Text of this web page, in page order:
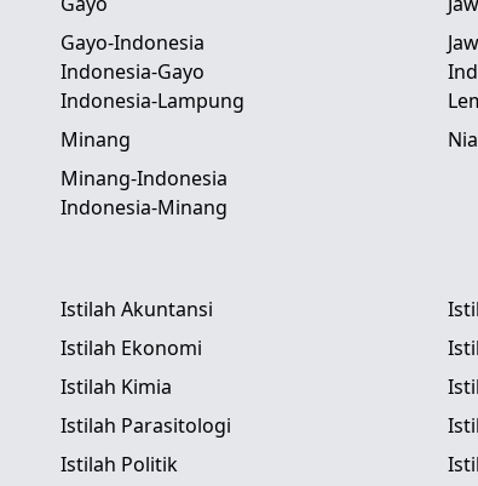
Gayo-Indonesia
Indonesia-Gayo
Indonesia-Lampung
Minang
Minang-Indonesia
Indonesia-Minang
Istilah Akuntansi
Istilah Ekonomi
Istilah Kimia
Istilah Parasitologi
Istilah Politik